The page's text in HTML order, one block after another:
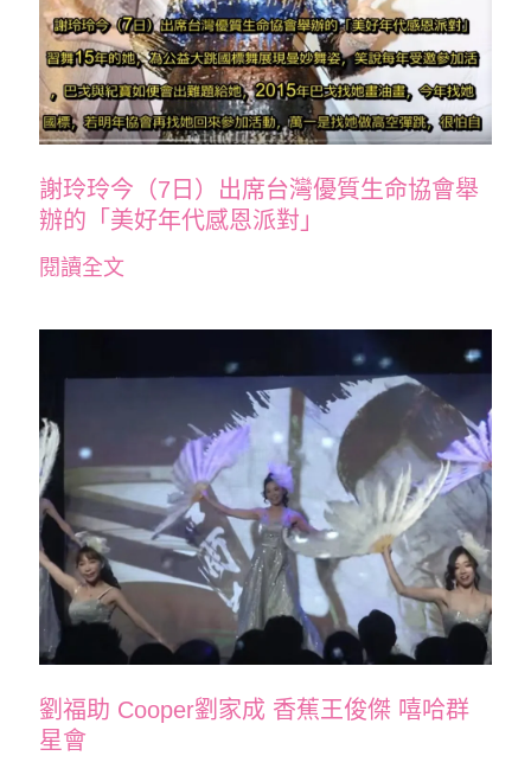
謝玲玲今（7日）出席台灣優質生命協會舉
辦的「美好年代感恩派對」
閱讀全文
劉福助 Cooper劉家成 香蕉王俊傑 嘻哈群
星會